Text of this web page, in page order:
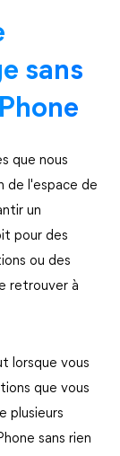
sans
que nous
de l'espace de
un
pour des
ou des
retrouver à
lorsque vous
que vous
plusieurs
sans rien